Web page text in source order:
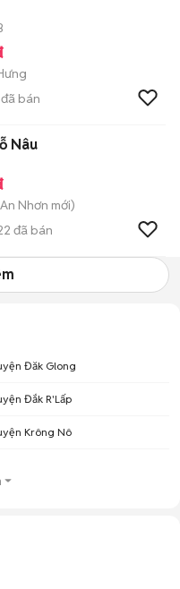
đã bán
Nâu
An Nhơn mới)
đã bán
Đăk Glong
Đắk R'Lấp
Krông Nô